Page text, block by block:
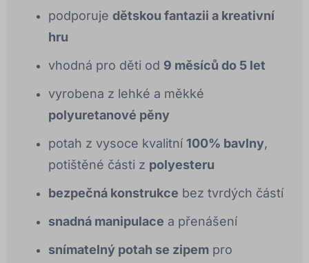
podporuje dětskou fantazii a kreativní
hru
vhodná pro děti od 9 měsíců do 5 let
vyrobena z lehké a měkké
polyuretanové pěny
potah z vysoce kvalitní 100% bavlny,
potištěné části z polyesteru
bezpečná konstrukce bez tvrdých částí
snadná manipulace a přenášení
snímatelný potah se zipem pro